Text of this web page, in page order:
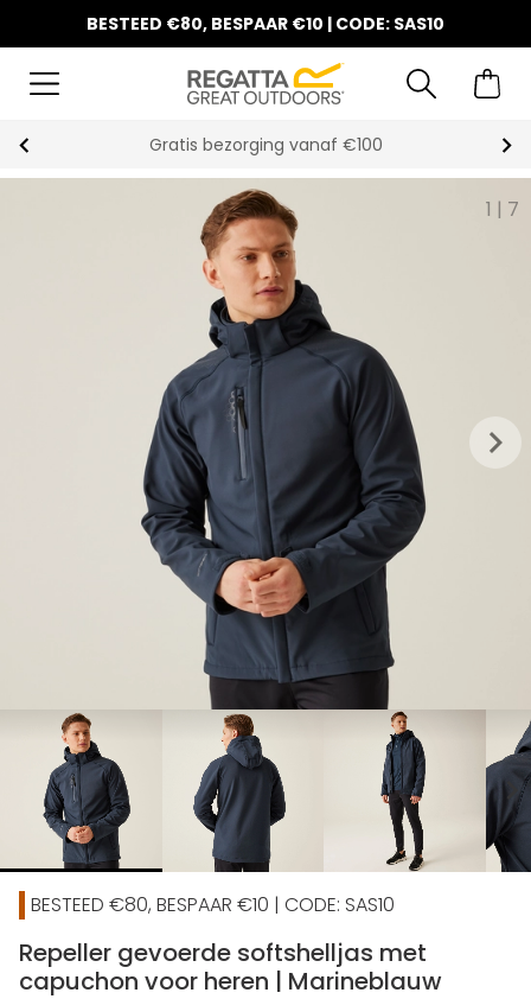
BESTEED €80, BESPAAR €10 | CODE: SAS10
Gratis bezorging vanaf €100
1 | 7
keyboard_arrow_right
chevron_right
BESTEED €80, BESPAAR €10 | CODE: SAS10
Repeller gevoerde softshelljas met
capuchon voor heren | Marineblauw